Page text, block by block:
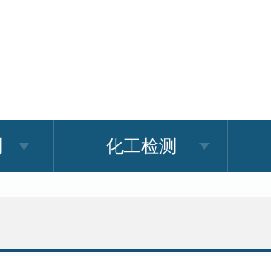
化工检测